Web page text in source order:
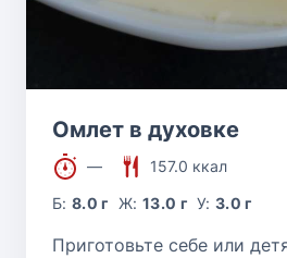
Омлет в духовке
—
157.0 ккал
Б:8.0 г Ж: 13.0 г У:3.0 г
Приготовьте себе или